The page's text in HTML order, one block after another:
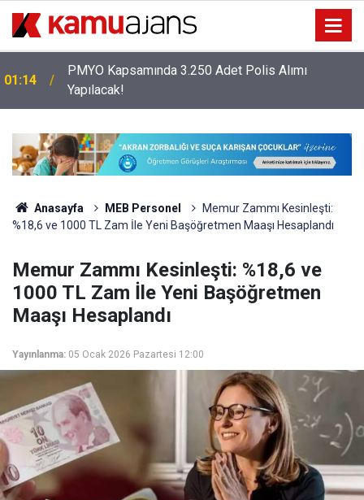
01:14
PMYO Kapsamında 3.250 Adet Polis Alımı
Yapılacak!
Anasayfa MEB Personel
Memur Zammı Kesinleşti:
%18,6 ve 1000 TL Zam İle Yeni Başöğretmen Maaşı Hesaplandı
Memur Zammı Kesinleşti: %18,6 ve
1000 TL Zam İle Yeni Başöğretmen
Maaşı Hesaplandı
Yayınlanma: 05 Ocak 2026 Pazartesi 12:00